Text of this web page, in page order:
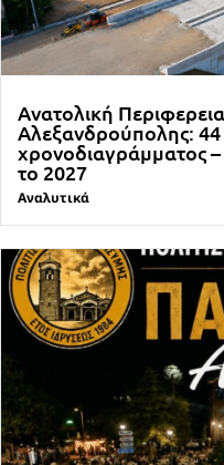
Ανατολική
Αλεξανδρούπολης: 44
χρονοδιαγράμματος
το 2027
Αναλυτικά